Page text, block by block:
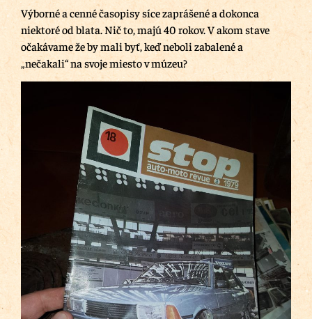
Výborné a cenné časopisy síce zaprášené a dokonca
niektoré od blata. Nič to, majú 40 rokov. V akom stave
očakávame že by mali byť, keď neboli zabalené a
„nečakali“ na svoje miesto v múzeu?